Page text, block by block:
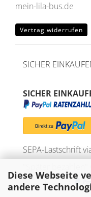
Diese Webseite
andere
mein-lila-bus.de
Vertrag widerrufen
SICHER
SICHER
SEPA-Lastschrift
Kreditkarte via